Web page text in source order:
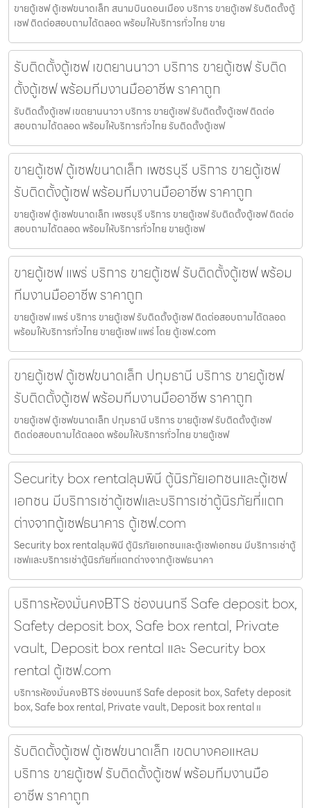
ขายตู้เซฟ ตู้เซฟขนาดเล็ก สนามบินดอนเมือง บริการ ขายตู้เซฟ รับติดตั้งตู้
เซฟ ติดต่อสอบถามได้ตลอด พร้อมให้บริการทั่วไทย ขาย
รับติดตั้งตู้เซฟ เขตยานนาวา บริการ ขายตู้เซฟ รับติด
ตั้งตู้เซฟ พร้อมทีมงานมืออาชีพ ราคาถูก
รับติดตั้งตู้เซฟ เขตยานนาวา บริการ ขายตู้เซฟ รับติดตั้งตู้เซฟ ติดต่อ
สอบถามได้ตลอด พร้อมให้บริการทั่วไทย รับติดตั้งตู้เซฟ
ขายตู้เซฟ ตู้เซฟขนาดเล็ก เพชรบุรี บริการ ขายตู้เซฟ
รับติดตั้งตู้เซฟ พร้อมทีมงานมืออาชีพ ราคาถูก
ขายตู้เซฟ ตู้เซฟขนาดเล็ก เพชรบุรี บริการ ขายตู้เซฟ รับติดตั้งตู้เซฟ ติดต่อ
สอบถามได้ตลอด พร้อมให้บริการทั่วไทย ขายตู้เซฟ
ขายตู้เซฟ แพร่ บริการ ขายตู้เซฟ รับติดตั้งตู้เซฟ พร้อม
ทีมงานมืออาชีพ ราคาถูก
ขายตู้เซฟ แพร่ บริการ ขายตู้เซฟ รับติดตั้งตู้เซฟ ติดต่อสอบถามได้ตลอด
พร้อมให้บริการทั่วไทย ขายตู้เซฟ แพร่ โดย ตู้เซฟ.com
ขายตู้เซฟ ตู้เซฟขนาดเล็ก ปทุมธานี บริการ ขายตู้เซฟ
รับติดตั้งตู้เซฟ พร้อมทีมงานมืออาชีพ ราคาถูก
ขายตู้เซฟ ตู้เซฟขนาดเล็ก ปทุมธานี บริการ ขายตู้เซฟ รับติดตั้งตู้เซฟ
ติดต่อสอบถามได้ตลอด พร้อมให้บริการทั่วไทย ขายตู้เซฟ
Security box rentalลุมพินี ตู้นิรภัยเอกชนและตู้เซฟ
เอกชน มีบริการเช่าตู้เซฟและบริการเช่าตู้นิรภัยที่แตก
ต่างจากตู้เซฟธนาคาร ตู้เซฟ.com
Security box rentalลุมพินี ตู้นิรภัยเอกชนและตู้เซฟเอกชน มีบริการเช่าตู้
เซฟและบริการเช่าตู้นิรภัยที่แตกต่างจากตู้เซฟธนาคา
บริการห้องมั่นคงBTS ช่องนนทรี Safe deposit box,
Safety deposit box, Safe box rental, Private
vault, Deposit box rental และ Security box
rental ตู้เซฟ.com
บริการห้องมั่นคงBTS ช่องนนทรี Safe deposit box, Safety deposit
box, Safe box rental, Private vault, Deposit box rental แ
รับติดตั้งตู้เซฟ ตู้เซฟขนาดเล็ก เขตบางคอแหลม
บริการ ขายตู้เซฟ รับติดตั้งตู้เซฟ พร้อมทีมงานมือ
อาชีพ ราคาถูก